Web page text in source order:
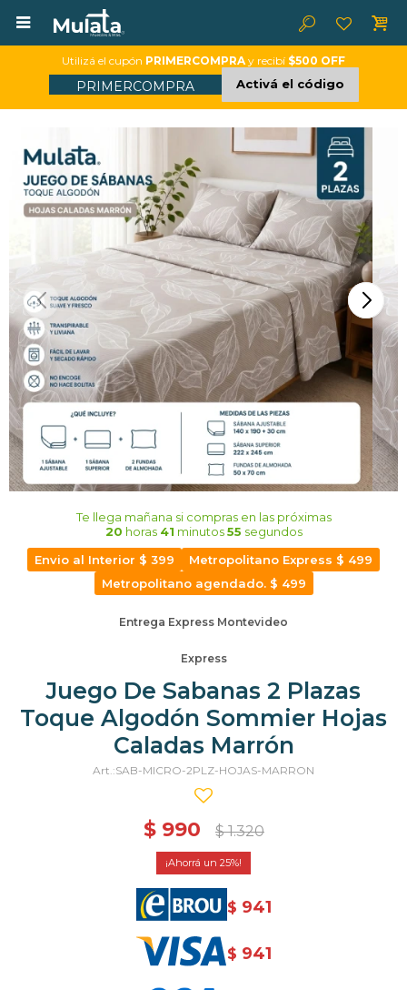

Utilizá el cupón PRIMERCOMPRA y recibí $500 OFF
PRIMERCOMPRA Activá el código
Te llega mañana si compras en las próximas
20horas 41minutos54 segundos
Envio al Interior $ 399
Metropolitano Express $ 499
Metropolitano agendado. $ 499
Entrega Express Montevideo
Express
Juego De Sabanas 2 Plazas
Toque Algodón Sommier Hojas
Caladas Marrón
SAB-MICRO-2PLZ-HOJAS-MARRON
$ 990 $ 1.320
25
$ 941
$ 941